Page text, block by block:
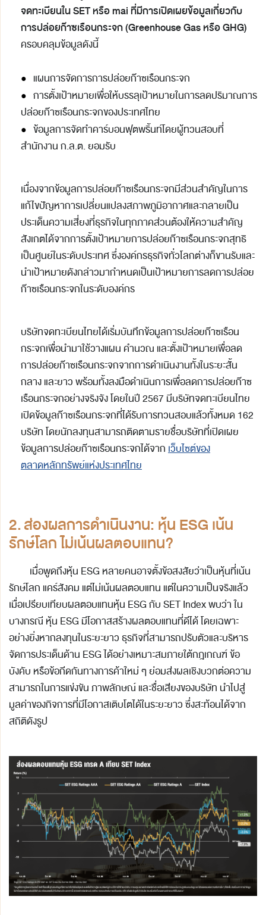
จดทะเบียนในSETหรือmaiที่มีการเปิดเผยข้อมูลเกี่ยวกับ
การปล่อยก๊าซเรือนกระจก (Greenhouse GasหรือGHG)
ครอบคลุมข้อมูลดังนี้
● แผนการจัดการการปล่อยก๊าซเรือนกระจก
● การตั้งเป้าหมายเพื่อให้บรรลุเป้าหมายในการลดปริมาณการ
ปล่อยก๊าซเรือนกระจกของประเทศไทย
● ข้อมูลการจัดทำคาร์บอนฟุตพริ้นท์โดยผู้ทวนสอบที่
สำนักงาน ก.ล.ต. ยอมรับ
เนื่องจากข้อมูลการปล่อยก๊าซเรือนกระจกมีส่วนสำคัญในการ
แก้ไขปัญหาการเปลี่ยนแปลงสภาพภูมิอากาศและกลายเป็น
ประเด็นความเสี่ยงที่ธุรกิจในทุกภาคส่วนต้องให้ความสำคัญ
สังเกตได้จากการตั้งเป้าหมายการปล่อยก๊าซเรือนกระจกสุทธิ
เป็นศูนย์ในระดับประเทศ ซึ่งองค์กรธุรกิจทั่วโลกต่างก็ขานรับและ
นำเป้าหมายดังกล่าวมากำหนดเป็นเป้าหมายการลดการปล่อย
ก๊าซเรือนกระจกในระดับองค์กร
บริษัทจดทะเบียนไทยได้เริ่มบันทึกข้อมูลการปล่อยก๊าซเรือน
กระจกเพื่อนำมาใช้วางแผน คำนวณ และตั้งเป้าหมายเพื่อลด
การปล่อยก๊าซเรือนกระจกจากการดำเนินงานทั้งในระยะสั้น
กลาง และยาว พร้อมทั้งลงมือดำเนินการเพื่อลดการปล่อยก๊าซ
เรือนกระจกอย่างจริงจัง โดยในปี 2567 มีบริษัทจดทะเบียนไทย
เปิดข้อมูลก๊าซเรือนกระจกที่ได้รับการทวนสอบแล้วทั้งหมด 162
บริษัท โดยนักลงทุนสามารถติดตามรายชื่อบริษัทที่เปิดเผย
ข้อมูลการปล่อยก๊าซเรือนกระจกได้จากเว็บไซต์ของ
ตลาดหลักทรัพย์แห่งประเทศไทย
2.ส่องผลการดำเนินงาน: หุ้น ESG เน้น
รักษ์โลก ไม่เน้นผลตอบแทน?
เมื่อพูดถึงหุ้น ESG หลายคนอาจตั้งข้อสงสัยว่าเป็นหุ้นที่เน้น
รักษ์โลก แคร์สังคม แต่ไม่เน้นผลตอบแทน แต่ในความเป็นจริงแล้ว
เมื่อเปรียบเทียบผลตอบแทนหุ้น ESG กับ SET Index พบว่า ใน
บางกรณี หุ้น ESG มีโอกาสสร้างผลตอบแทนที่ดีได้ โดยเฉพาะ
อย่างยิ่งหากลงทุนในระยะยาว ธุรกิจที่สามารถปรับตัวและบริหาร
จัดการประเด็นด้าน ESG ได้อย่างเหมาะสมภายใต้กฎเกณฑ์ ข้อ
บังคับ หรือข้อกีดกันทางการค้าใหม่ ๆ ย่อมส่งผลเชิงบวกต่อความ
สามารถในการแข่งขัน ภาพลักษณ์ และชื่อเสียงของบริษัท นำไปสู่
มูลค่าของกิจการที่มีโอกาสเติบโตได้ในระยะยาว ซึ่งสะท้อนได้จาก
สถิติดังรูป